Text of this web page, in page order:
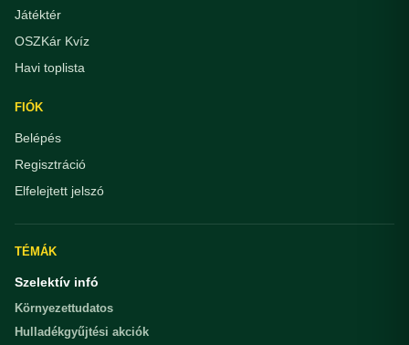
Játéktér
OSZKár Kvíz
Havi toplista
FIÓK
Belépés
Regisztráció
Elfelejtett jelszó
TÉMÁK
Szelektív infó
Környezettudatos
Hulladékgyűjtési akciók